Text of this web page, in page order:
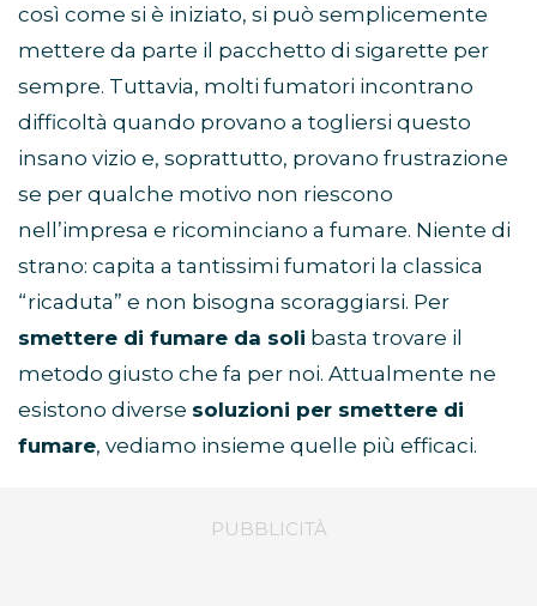
così come si è iniziato, si può semplicemente
mettere da parte il pacchetto di sigarette per
sempre. Tuttavia, molti fumatori incontrano
difficoltà quando provano a togliersi questo
insano vizio e, soprattutto, provano frustrazione
se per qualche motivo non riescono
nell’impresa e ricominciano a fumare. Niente di
strano: capita a tantissimi fumatori la classica
“ricaduta” e non bisogna scoraggiarsi. Per
smettere di fumare da soli basta trovare il
metodo giusto che fa per noi. Attualmente ne
esistono diverse soluzioni per smettere di
fumare, vediamo insieme quelle più efficaci.